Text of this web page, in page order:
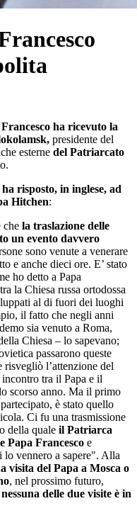
ha ricevuto la
presidente del
esterne del Patriarcato
risposto, in inglese, ad
Hitchen:
che la traslazione delle
un evento davvero
sono venute a venerare
e anche dieci ore. E’ stato
ho detto a Papa
la Chiesa russa ortodossa
al di fuori dei luoghi
il fatto che negli anni
sia venuto a Roma,
Chiesa – lo sapevano;
passarono queste
l’attenzione del
tra il Papa e il
scorso anno. Ma il primo
è stato quello
Ci fu una trasmissione
della quale il Patriarca
Papa Francesco e
vennero a sapere". Alla
visita del Papa a Mosca o
, nel prossimo futuro,
delle due visite è in